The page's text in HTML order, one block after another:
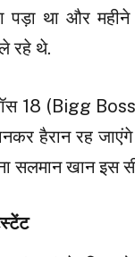
पड़ा था और
रहे थे.
बॉस 18 (Bigg
हैरान रह
सलमान खान इस